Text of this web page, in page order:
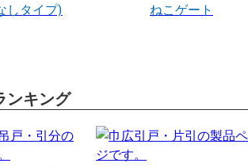
しタイプ)
ねこゲート
ンキング